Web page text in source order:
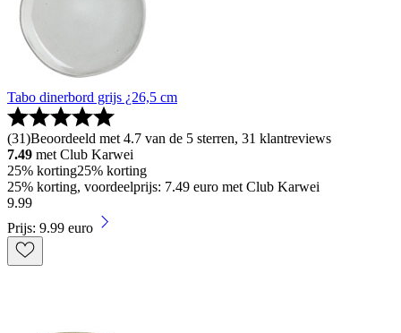
Tabo dinerbord grijs ¿26,5 cm
(31)Beoordeeld met 4.7 van de 5 sterren, 31 klantreviews
7.49 met Club Karwei
25% korting25% korting
25% korting, voordeelprijs: 7.49 euro met Club Karwei
9.99
Prijs: 9.99 euro